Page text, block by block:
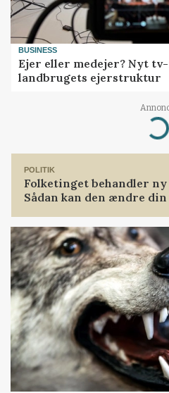
BUSINESS
Ejer eller medejer? Nyt
landbrugets ejerstruktur
Loading...
POLITIK
Folketinget behandler
Sådan kan den ændre